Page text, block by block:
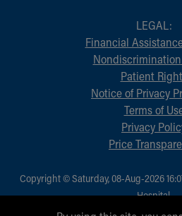
LEGAL:
Financial
Patient
Notice of Privacy
Terms of
Privacy
Price
Copyright © Saturday, 08-Aug-2026
Hospital.
All Rights